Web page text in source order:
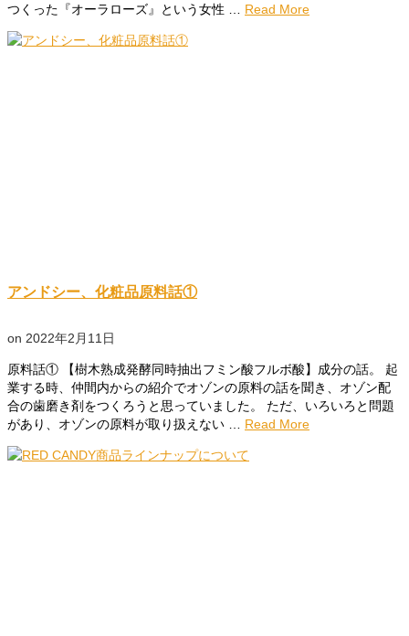
つくった『オーラローズ』という女性 … Read More
アンドシー、化粧品原料話①
on 2022年2月11日
原料話① 【樹木熟成発酵同時抽出フミン酸フルボ酸】成分の話。 起
業する時、仲間内からの紹介でオゾンの原料の話を聞き、オゾン配
合の歯磨き剤をつくろうと思っていました。 ただ、いろいろと問題
があり、オゾンの原料が取り扱えない … Read More